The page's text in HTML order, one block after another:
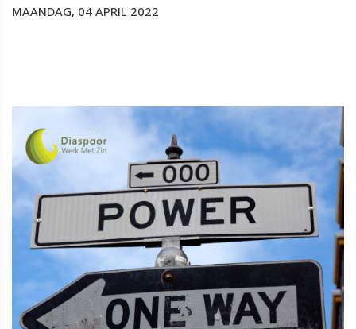
MAANDAG, 04 APRIL 2022